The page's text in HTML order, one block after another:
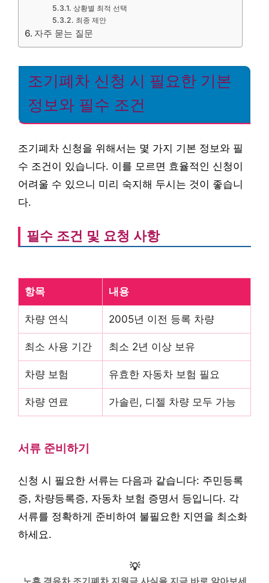
상황별 최적 선택
최종 제안
자주 묻는 질문
조기폐차 신청 시 필요한 기본
정보와 필수 조건
조기폐차 신청을 위해서는 몇 가지 기본 정보와 필
수 조건이 있습니다. 이를 모르면 효율적인 신청이
어려울 수 있으니 미리 숙지해 두시는 것이 좋습니
다.
필수 조건 및 요청 사항
항목 내용
차량 연식 2005년 이전 등록 차량
최소 사용 기간 최소 2년 이상 보유
차량 보험 유효한 자동차 보험 필요
차량 연료 가솔린, 디젤 차량 모두 가능
서류 준비하기
신청 시 필요한 서류는 다음과 같습니다: 주민등록
증, 차량등록증, 자동차 보험 증명서 등입니다. 각
서류를 정확하게 준비하여 불필요한 지연을 최소화
하세요.
💡
노후 경유차 조기폐차 지원금 사실을 지금 바로 알아보세